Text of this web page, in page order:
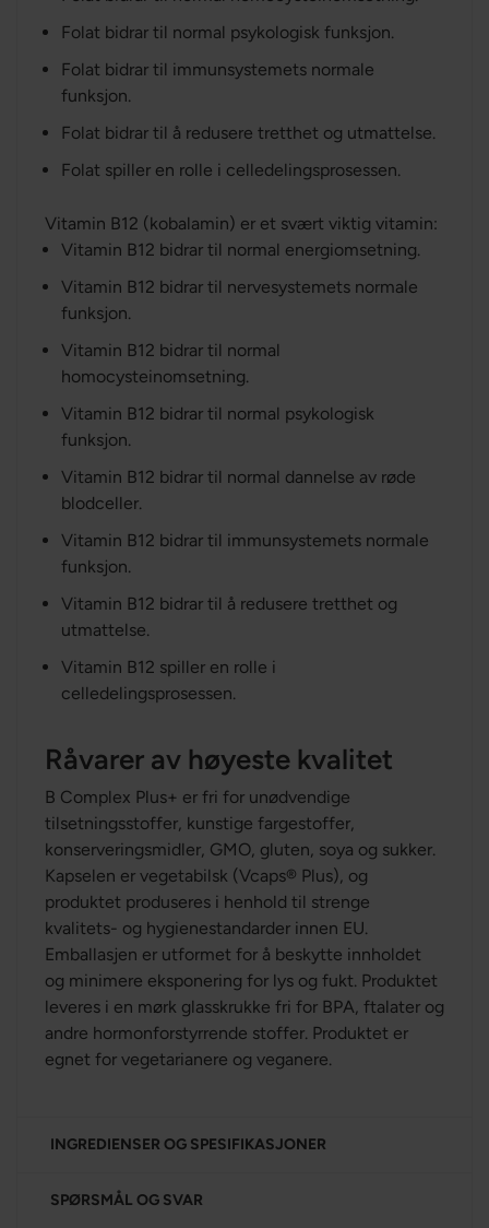
Folat bidrar til normal psykologisk funksjon.
Folat bidrar til immunsystemets normale
funksjon.
Folat bidrar til å redusere tretthet og utmattelse.
Folat spiller en rolle i celledelingsprosessen.
Vitamin B12 (kobalamin) er et svært viktig vitamin:
Vitamin B12 bidrar til normal energiomsetning.
Vitamin B12 bidrar til nervesystemets normale
funksjon.
Vitamin B12 bidrar til normal
homocysteinomsetning.
Vitamin B12 bidrar til normal psykologisk
funksjon.
Vitamin B12 bidrar til normal dannelse av røde
blodceller.
Vitamin B12 bidrar til immunsystemets normale
funksjon.
Vitamin B12 bidrar til å redusere tretthet og
utmattelse.
Vitamin B12 spiller en rolle i
celledelingsprosessen.
Råvarer av høyeste kvalitet
B Complex Plus+ er fri for unødvendige
tilsetningsstoffer, kunstige fargestoffer,
konserveringsmidler, GMO, gluten, soya og sukker.
Kapselen er vegetabilsk (Vcaps® Plus), og
produktet produseres i henhold til strenge
kvalitets- og hygienestandarder innen EU.
Emballasjen er utformet for å beskytte innholdet
og minimere eksponering for lys og fukt. Produktet
leveres i en mørk glasskrukke fri for BPA, ftalater og
andre hormonforstyrrende stoffer. Produktet er
egnet for vegetarianere og veganere.
INGREDIENSER OG SPESIFIKASJONER
SPØRSMÅL OG SVAR